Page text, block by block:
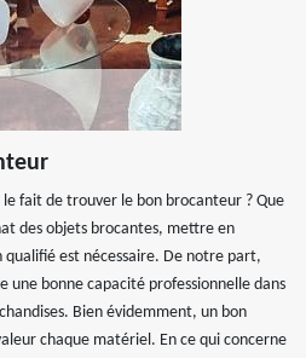
le fait de trouver le bon brocanteur ? Que
des objets brocantes, mettre en
est nécessaire. De notre part,
une bonne capacité professionnelle dans
Bien évidemment, un bon
chaque matériel. En ce qui concerne